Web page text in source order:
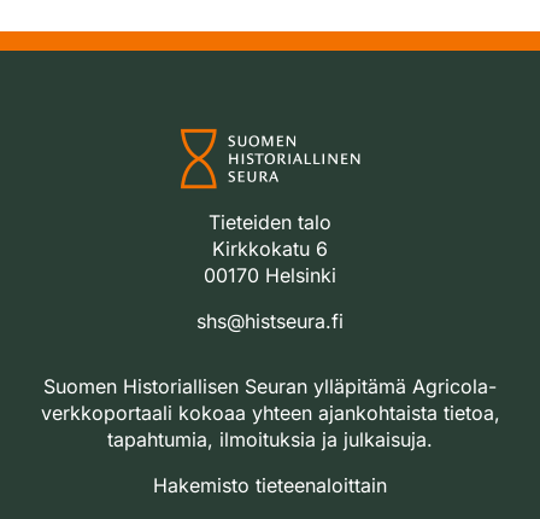
Tieteiden talo
Kirkkokatu 6
00170 Helsinki
shs@histseura.fi
Suomen Historiallisen Seuran ylläpitämä Agricola-
verkkoportaali kokoaa yhteen ajankohtaista tietoa,
tapahtumia, ilmoituksia ja julkaisuja.
Hakemisto tieteenaloittain